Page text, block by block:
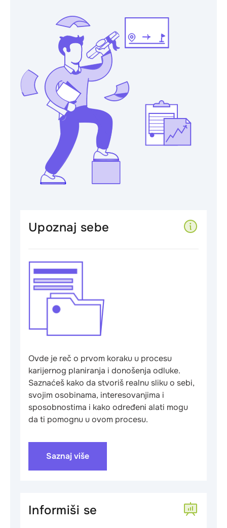
Upoznaj sebe
Ovde je reč o prvom koraku u procesu
karijernog planiranja i donošenja odluke.
Saznaćeš kako da stvoriš realnu sliku o sebi,
svojim osobinama, interesovanjima i
sposobnostima i kako određeni alati mogu
da ti pomognu u ovom procesu.
Saznaj više
Informiši se